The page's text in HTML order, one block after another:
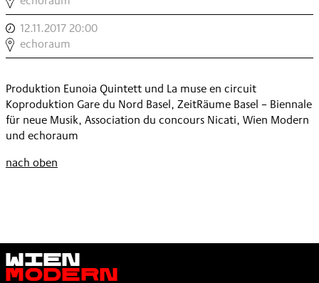
,
SHOT
TRAIN
,
12.11.2017 20:00
ONE
SHOT
,
echoraum
Produktion Eunoia Quintett und La muse en circuit
Koproduktion Gare du Nord Basel, ZeitRäume Basel – Biennale
für neue Musik, Association du concours Nicati, Wien Modern
und echoraum
nach oben
Wien
Modern